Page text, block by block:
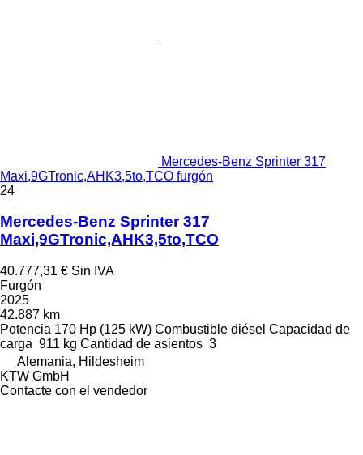
Mercedes-Benz Sprinter 317
Maxi,9GTronic,AHK3,5to,TCO furgón
24
Mercedes-Benz Sprinter 317
Maxi,9GTronic,AHK3,5to,TCO
40.777,31 € Sin IVA
Furgón
2025
42.887 km
Potencia 170 Hp (125 kW) Combustible diésel Capacidad de
carga 911 kg Cantidad de asientos 3
Alemania, Hildesheim
KTW GmbH
Contacte con el vendedor